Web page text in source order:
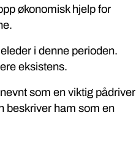
økonomisk hjelp for
i denne perioden.
eksistens.
som en viktig pådriver
beskriver ham som en